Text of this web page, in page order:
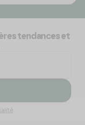
tendances et